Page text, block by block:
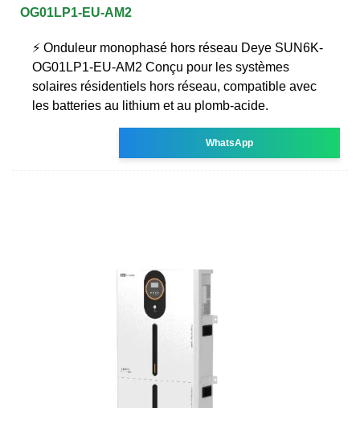
OG01LP1-EU-AM2
⚡ Onduleur monophasé hors réseau Deye SUN6K-
OG01LP1-EU-AM2 Conçu pour les systèmes
solaires résidentiels hors réseau, compatible avec
les batteries au lithium et au plomb-acide.
WhatsApp